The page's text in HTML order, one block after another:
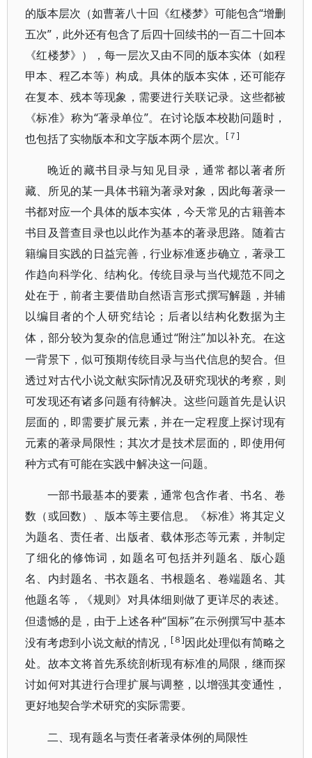
的版本层次（如曹著八十回《红楼梦》可能包含“增删
五次”，此外还有包含了后四十回续书的一百二十回本
《红楼梦》），每一层次又由不同的版本实体（如程
甲本、程乙本等）构成。具体的版本实体，还可能存
在复本、残本等现象，需要进行关联记录。这些都被
《标准》称为“著录单位”。在讨论版本校勘问题时，
也包括了实物版本和文字版本两个层次。
[７]
晚近的藏书目录与知见目录，通常都以著者所
藏、所见的某一具体书籍为著录对象，因此每著录一
书都对应一个具体的版本实体，今天常见的古籍善本
书目及普查目录也以此作为基本的著录思路。随着古
籍编目实践的日益完善，行业标准逐步确立，著录工
作趋向科学化、结构化。传统目录与当代规范不同之
处在于，前者主要借助自然语言形式撰写解题，并辅
以编目者的个人研究结论；后者以结构化数据为主
体，部分较为复杂的信息通过“附注”加以补充。在这
一背景下，似可预期传统目录与当代信息的契合。但
透过对古代小说文献实际情况及研究现状的考察，则
可发现还有诸多问题有待解决。这些问题首先是认识
层面的，即需要扩展元素，并在一定程度上探讨现有
元素的著录局限性；其次才是技术层面的，即使用何
种方式有可能在实践中解决这一问题。
一部书最基本的要素，通常包含作者、书名、卷
数（或回数）、版本等主要信息。《标准》将其定义
为题名、责任者、出版者、载体形态等元素，并制定
了细化的修饰词，如题名可包括并列题名、版心题
名、内封题名、书衣题名、书根题名、卷端题名、其
他题名等，《规则》对具体细则做了更详尽的表述。
但遗憾的是，由于上述各种“国标”在示例撰写中基本
没有考虑到小说文献的情况， [８]因此处理似有简略之
处。故本文将首先系统剖析现有标准的局限，继而探
讨如何对其进行合理扩展与调整，以增强其变通性，
更好地契合学术研究的实际需要。
二、现有题名与责任者著录体例的局限性